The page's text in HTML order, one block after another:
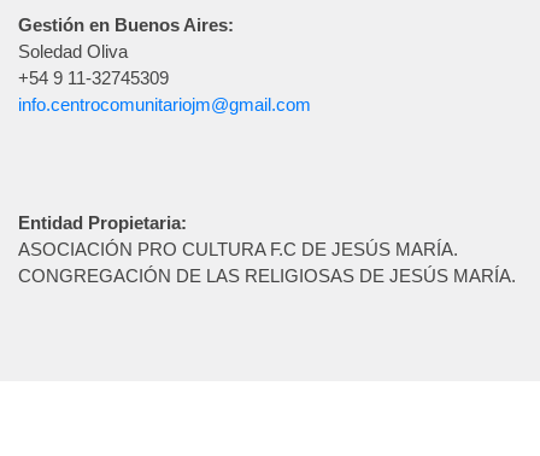
Gestión en Buenos Aires:
Soledad Oliva
+54 9 11-32745309
info.centrocomunitariojm@gmail.com
Entidad Propietaria:
ASOCIACIÓN PRO CULTURA F.C DE JESÚS MARÍA.
CONGREGACIÓN DE LAS RELIGIOSAS DE JESÚS MARÍA.